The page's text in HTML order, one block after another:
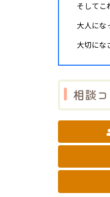
そしてこ
大人にな
大切にな
相談